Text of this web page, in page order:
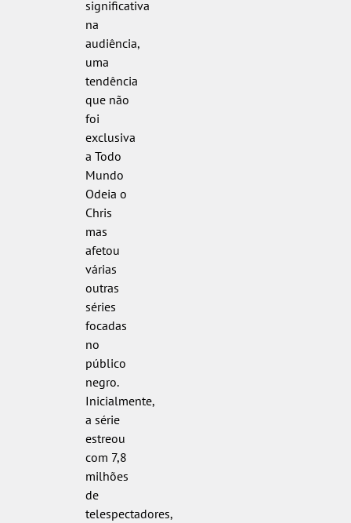
significativa
na
audiência,
uma
tendência
que não
foi
exclusiva
a Todo
Mundo
Odeia o
Chris
mas
afetou
várias
outras
séries
focadas
no
público
negro.
Inicialmente,
a série
estreou
com 7,8
milhões
de
telespectadores,